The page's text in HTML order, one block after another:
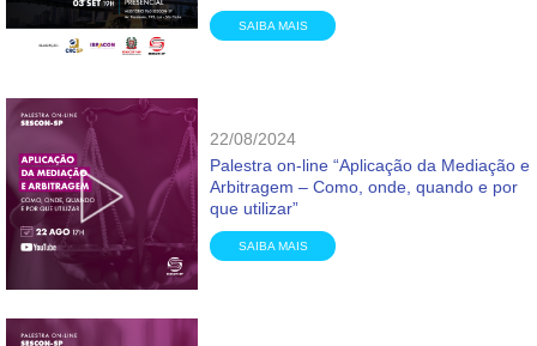
SAIBA MAIS
22/08/2024
Palestra on-line “Aplicação da Mediação e
Arbitragem – Como, onde, quando e por
que utilizar”
SAIBA MAIS